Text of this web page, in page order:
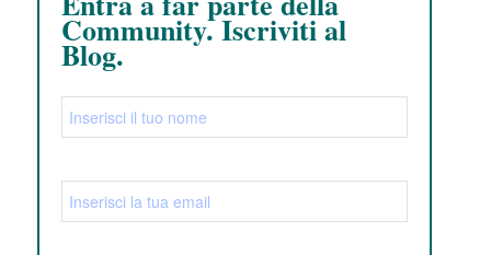
Community. Iscriviti al
Blog.